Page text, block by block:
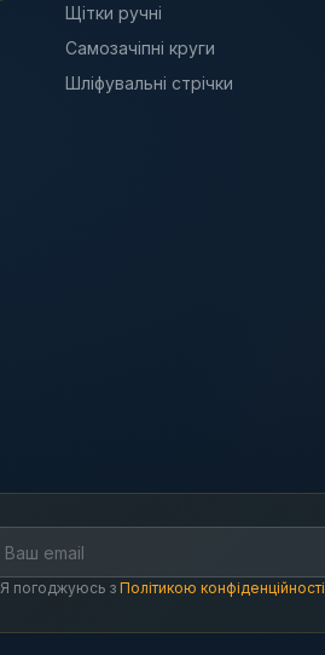
Щітки ручні
Самозачіпні круги
Шліфувальні стрічки
Я погоджуюсь з Політикою конфіденційності